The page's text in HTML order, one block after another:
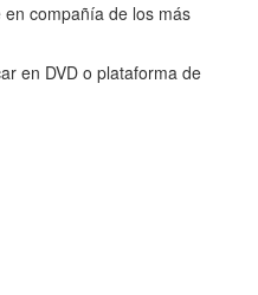
compañía de los más
en DVD o plataforma de